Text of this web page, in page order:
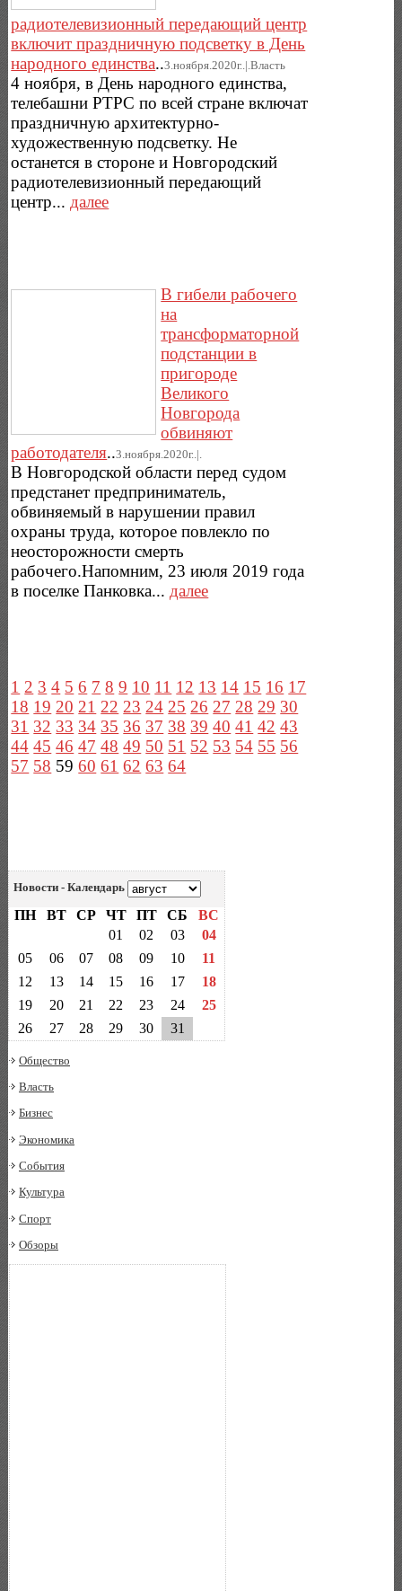
радиотелевизионный передающий центр
включит праздничную подсветку в День
народного единства..3.ноября.2020г..|.Власть
4 ноября, в День народного единства,
телебашни РТРС по всей стране включат
праздничную архитектурно-
художественную подсветку. Не
останется в стороне и Новгородский
радиотелевизионный передающий
центр... далее
В гибели рабочего
на
трансформаторной
подстанции в
пригороде
Великого
Новгорода
обвиняют
работодателя..3.ноября.2020г..|.
В Новгородской области перед судом
предстанет предприниматель,
обвиняемый в нарушении правил
охраны труда, которое повлекло по
неосторожности смерть
рабочего.Напомним, 23 июля 2019 года
в поселке Панковка...далее
1 2 3 4 5 6 7 8 9 10 11 12 13 14 15 16 17
18 19 20 21 22 23 24 25 26 27 28 29 30
31 32 33 34 35 36 37 38 39 40 41 42 43
44 45 46 47 48 49 50 51 52 53 54 55 56
57 58 59 60 61 62 63 64
Новости - Календарь
ПН ВТ СР ЧТ ПТ СБ
ВС
01
02 03
04
05
06 07 08 09 10
11
12
13 14 15 16 17
18
19
20 21 22 23 24
25
26
27 28 29 30 31
Общество
Власть
Бизнес
Экономика
События
Культура
Спорт
Обзоры